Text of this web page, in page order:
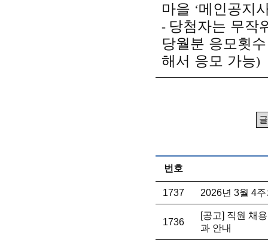
마을 ‘메인공지
- 당첨자는 무작
당월분 응모횟
해서 응모 가능)
번호
1737 2026년 3월 4
1736
[공고] 직원 채
과 안내